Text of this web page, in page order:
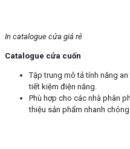
In catalogue cửa giá rẻ
Catalogue cửa cuốn
Tập trung mô tả tính năng
tiết kiệm điện năng.
Phù hợp cho các nhà phân
thiệu sản phẩm nhanh